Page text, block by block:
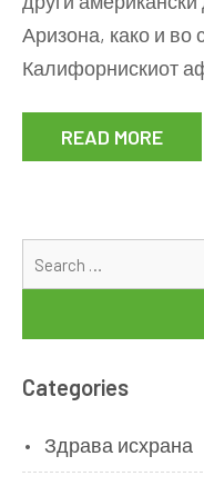
Аризона, како и во
Калифорнискиот
READ MORE
Categories
Здрава исхрана